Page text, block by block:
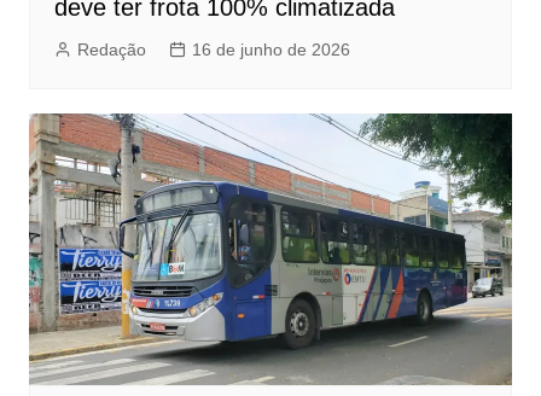
deve ter frota 100% climatizada
Redação 16 de junho de 2026